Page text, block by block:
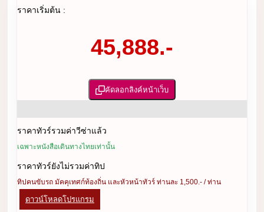
ราคาเริ่มต้น :
45,888.-
คัดลอกลิงค์หน้าเว็บ
ราคาทัวร์รวมค่าวีซ่าแล้ว
เฉพาะหนังสือเดินทางไทยเท่านั้น
ราคาทัวร์ยังไม่รวมค่าทิป
ทิปคนขับรถ มัคคุเทศก์ท้องถิ่น และหัวหน้าทัวร์ ท่านละ 1,500.- / ท่าน
ดาวน์โหลดโปรแกรม